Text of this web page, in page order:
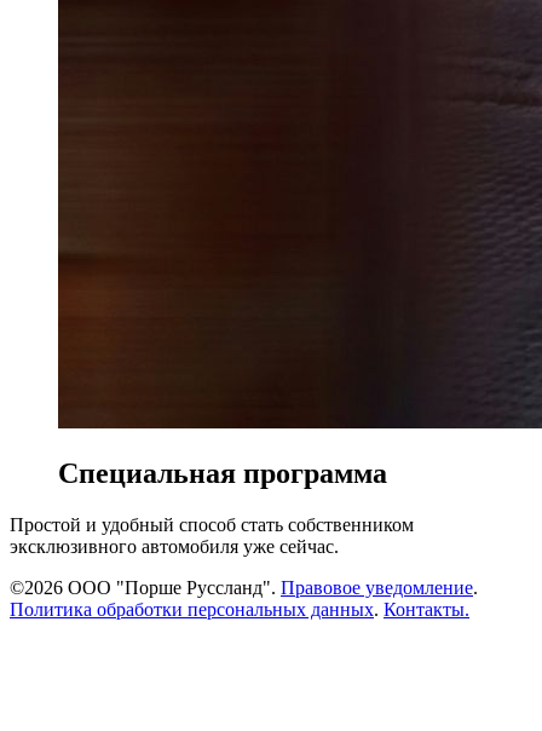
Специальная программа
Простой и удобный способ стать собственником
эксклюзивного автомобиля уже сейчас.
©2026 ООО "Порше Руссланд". Правовое уведомление.
Политика обработки персональных данных. Контакты.